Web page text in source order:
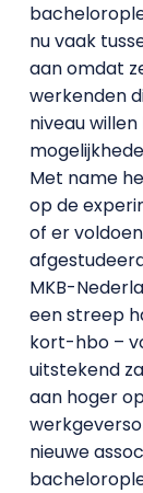
nu vaak
aan omdat
werkenden
niveau
Met name
op de
of er
MKB-
een streep
kort-hbo –
uitstekend
aan hoger
nieuwe